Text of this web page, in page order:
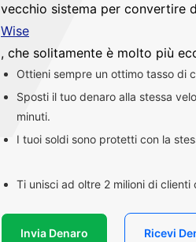
vecchio sistema per convertire
Wise
, che solitamente è molto più
Ottieni sempre un ottimo tasso di
Sposti il tuo denaro alla stessa
minuti.
I tuoi soldi sono protetti con la
Ti unisci ad oltre 2 milioni di
Invia Denaro Ricevi